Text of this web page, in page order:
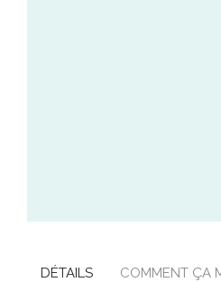
DÉTAILS COMMENT ÇA